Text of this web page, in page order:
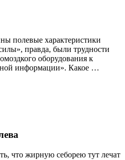
полевые характеристики
правда, были трудности
оборудования к
информации». Какое …
что жирную себорею тут лечат